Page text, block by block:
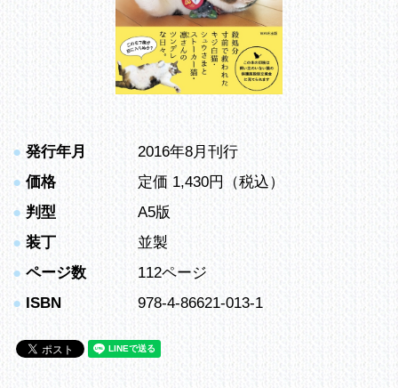
● 発行年月
2016年8月刊行
● 価格
定価 1,430円（税込）
● 判型
A5版
● 装丁
並製
● ページ数
112ページ
● ISBN 978-4-86621-013-1